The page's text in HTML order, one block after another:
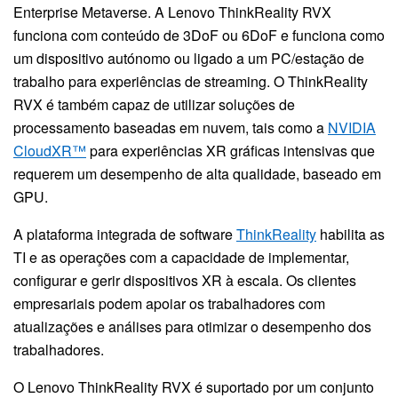
Enterprise Metaverse. A Lenovo ThinkReality RVX
funciona com conteúdo de 3DoF ou 6DoF e funciona como
um dispositivo autónomo ou ligado a um PC/estação de
trabalho para experiências de streaming. O ThinkReality
RVX é também capaz de utilizar soluções de
processamento baseadas em nuvem, tais como a NVIDIA
CloudXR™ para experiências XR gráficas intensivas que
requerem um desempenho de alta qualidade, baseado em
GPU.
A plataforma integrada de softwareThinkReality habilita as
TI e as operações com a capacidade de implementar,
configurar e gerir dispositivos XR à escala. Os clientes
empresariais podem apoiar os trabalhadores com
atualizações e análises para otimizar o desempenho dos
trabalhadores.
O Lenovo ThinkReality RVX é suportado por um conjunto